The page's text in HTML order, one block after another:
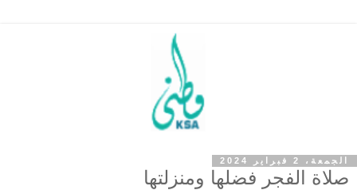
الجمعة، 2 فبراير 2024
صلاة الفجر فضلها ومنزلتها